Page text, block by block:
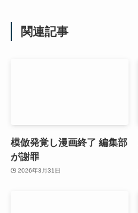
関連記事
模倣発覚し漫画終了 編集部
が謝罪
2026年3月31日